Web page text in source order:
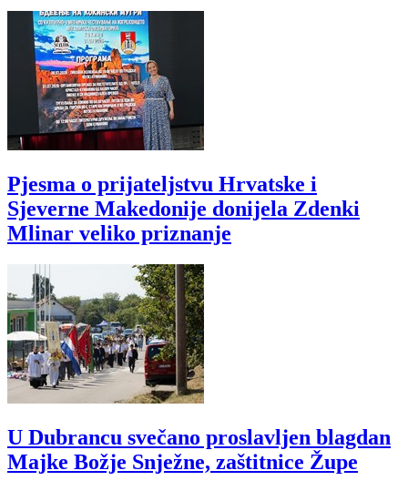
Pjesma o prijateljstvu Hrvatske i
Sjeverne Makedonije donijela Zdenki
Mlinar veliko priznanje
U Dubrancu svečano proslavljen blagdan
Majke Božje Snježne, zaštitnice Župe